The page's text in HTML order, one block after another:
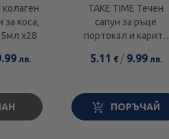
коса,
х28
лв.
TAKE TIME Течен
сапун за ръце
портокал и карите
5.11 € / 9.99лв.
ПОРЪЧАЙ